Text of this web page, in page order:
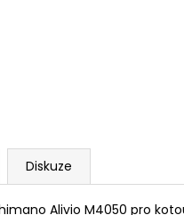
Diskuze
Alivio M4050 pro